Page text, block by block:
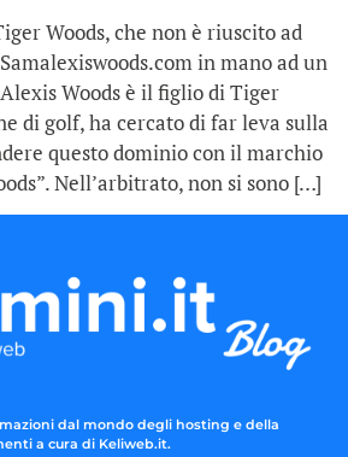
Woods, che non è riuscito ad
in mano ad un
Woods è il figlio di Tiger
di golf, ha cercato di far leva sulla
questo dominio con il marchio
Nell’arbitrato, non si sono […]
dal mondo degli hosting e della
a cura di Keliweb.it.